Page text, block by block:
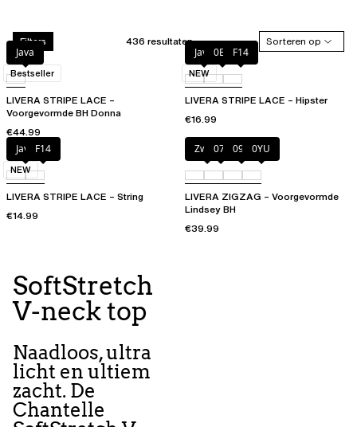
Filters 436 resultaten Sorteren op
SoftStretch
V-neck top
Naadloos, ultra
licht en ultiem
zacht. De
Chantelle
Java
LIVERA STRIPE LACE –
Voorgevormde BH Donna
€44.99
Bestseller
Java 0BK F14
LIVERA STRIPE LACE – Hipster
€16.99
NEW
Java F14
LIVERA STRIPE LACE – String
€14.99
NEW
Zwart07I 094 0YU
LIVERA ZIGZAG – Voorgevormde
Lindsey BH
€39.99